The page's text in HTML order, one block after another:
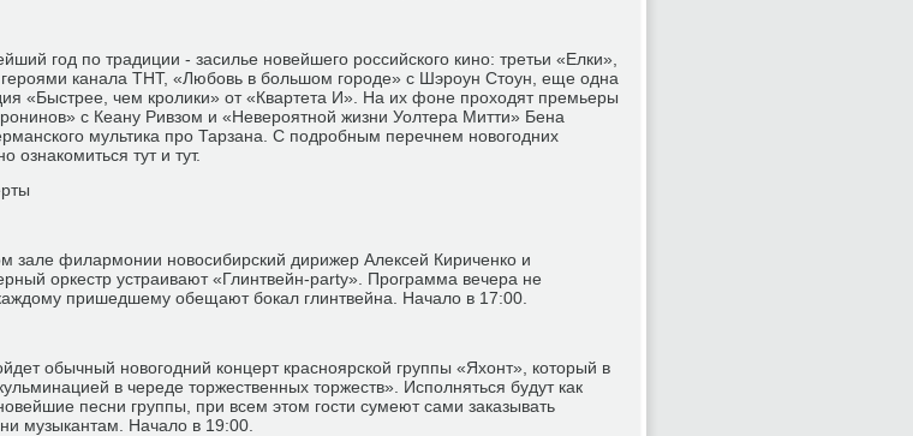
год по традиции - засилье новейшего российского кино: третьи «Елки»,
героями канала ТНТ, «Любовь в большом городе» с Шэроун Стоун, еще одна
«Быстрее, чем кролики» от «Квартета И». На их фоне проходят премьеры
с Кеану Ривзом и «Невероятной жизни Уолтера Митти» Бена
мультика про Тарзана. С подробным перечнем новогодних
ознакомиться тут и тут.
зале филармонии новосибирский дирижер Алексей Кириченко и
оркестр устраивают «Глинтвейн-party». Программа вечера не
пришедшему обещают бокал глинтвейна. Начало в 17:00.
обычный новогодний концерт красноярской группы «Яхонт», который в
в череде торжественных торжеств». Исполняться будут как
песни группы, при всем этом гости сумеют сами заказывать
музыкантам. Начало в 19:00.